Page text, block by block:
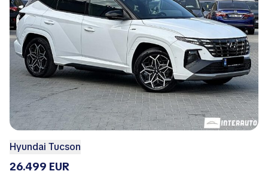
Hyundai Tucson
26.499 EUR